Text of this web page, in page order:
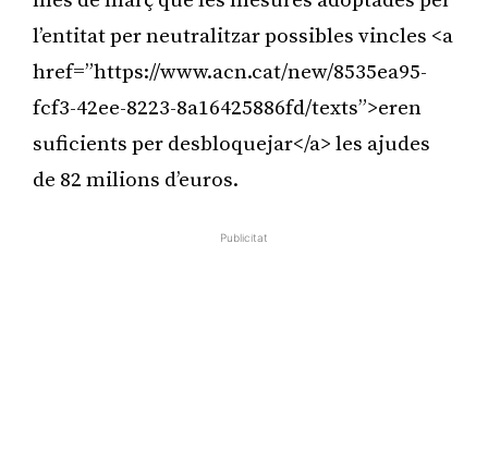
l’entitat per neutralitzar possibles vincles <a
href=”https://www.acn.cat/new/8535ea95-
fcf3-42ee-8223-8a16425886fd/texts”>eren
suficients per desbloquejar</a> les ajudes
de 82 milions d’euros.
Publicitat